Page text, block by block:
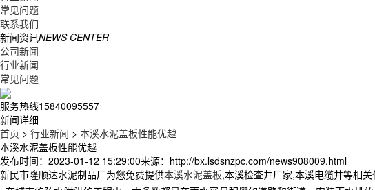
常见问题
联系我们
新闻资讯NEWS CENTER
公司新闻
行业新闻
常见问题
服务热线15840095557
新闻详细
首页 > 行业新闻 > 本溪水泥盖板性能优越
本溪水泥盖板性能优越
发布时间：2023-01-12 15:29:00来源：http://bx.lsdsnzpc.com/news908009.html
新民市隆顺达水泥制品厂为您免费提供本溪水泥盖板,本溪检查井厂家,本溪电缆井等相关